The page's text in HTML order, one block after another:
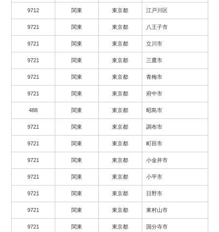
9712 関東 東京都 江戸川区
9721 関東 東京都 八王子市
9721 関東 東京都 立川市
9721 関東 東京都 三鷹市
9721 関東 東京都 青梅市
9721 関東 東京都 府中市
488 関東 東京都 昭島市
9721 関東 東京都 調布市
9721 関東 東京都 町田市
9721 関東 東京都 小金井市
9721 関東 東京都 小平市
9721 関東 東京都 日野市
9721 関東 東京都 東村山市
9721 関東 東京都 国分寺市